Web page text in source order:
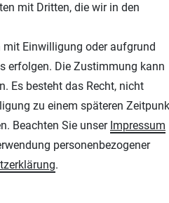
Kompressoren, Airbrushfarben
Siebdruck und Plotterfolien
mit Dritten, die wir in den
mit Einwilligung oder aufgrund
erfolgen. Die Zustimmung kann
Es besteht das Recht, nicht
zu einem späteren
Beachten Sie unser Impressum
personenbezogener
.